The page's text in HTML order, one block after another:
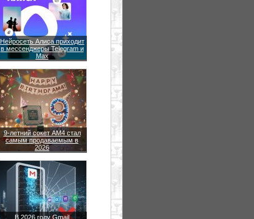
Нейросеть Алиса приходит
в мессенджеры Telegram и
Max
9-летний сокет AM4 стал
самым продаваемым в
2026
В 2026 году Gmail